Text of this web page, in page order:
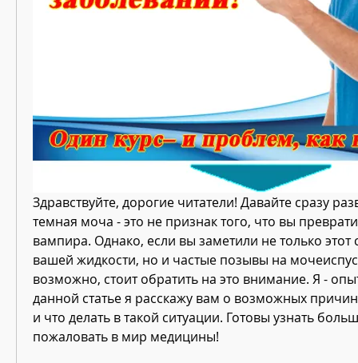
Здравствуйте, дорогие читатели! Давайте сразу
темная моча - это не признак того, что вы
вампира. Однако, если вы заметили не только этот
вашей жидкости, но и частые позывы на
возможно, стоит обратить на это внимание. Я -
данной статье я расскажу вам о возможных
и что делать в такой ситуации. Готовы узнать
пожаловать в мир медицины!